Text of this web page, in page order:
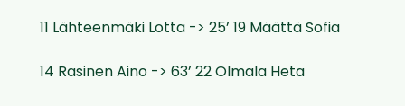
11 Lähteenmäki Lotta -> 25’ 19 Määttä Sofia
14 Rasinen Aino -> 63’ 22 Olmala Heta